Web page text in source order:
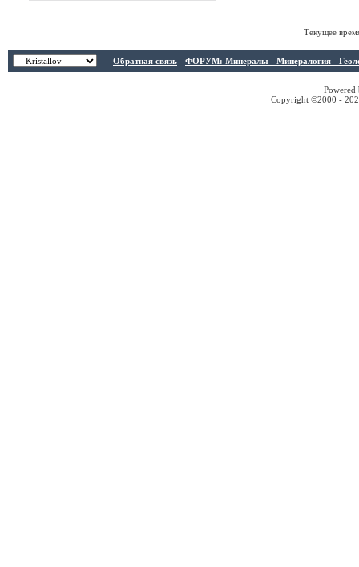
Текущее
Обратная связь - ФОРУМ: Минералы - Минералогия -
Copyright ©2000 -